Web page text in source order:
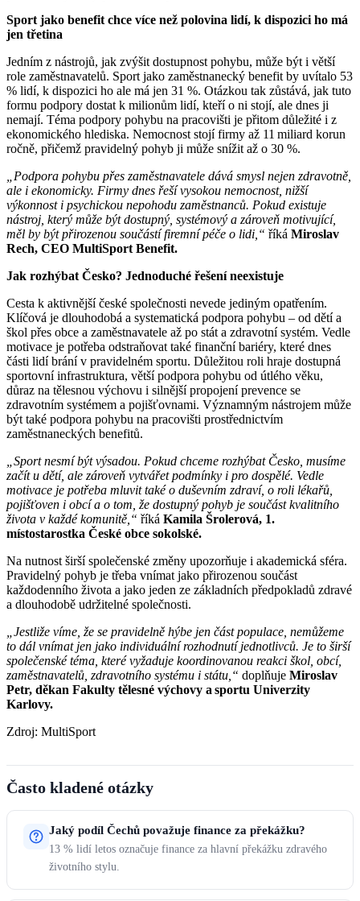
Sport jako benefit chce více než polovina lidí, k dispozici ho má
jen třetina
Jedním z nástrojů, jak zvýšit dostupnost pohybu, může být i větší
role zaměstnavatelů. Sport jako zaměstnanecký benefit by uvítalo 53
% lidí, k dispozici ho ale má jen 31 %. Otázkou tak zůstává, jak tuto
formu podpory dostat k milionům lidí, kteří o ni stojí, ale dnes ji
nemají. Téma podpory pohybu na pracovišti je přitom důležité i z
ekonomického hlediska. Nemocnost stojí firmy až 11 miliard korun
ročně, přičemž pravidelný pohyb ji může snížit až o 30 %.
„Podpora pohybu přes zaměstnavatele dává smysl nejen zdravotně,
ale i ekonomicky. Firmy dnes řeší vysokou nemocnost, nižší
výkonnost i psychickou nepohodu zaměstnanců. Pokud existuje
nástroj, který může být dostupný, systémový a zároveň motivující,
měl by být přirozenou součástí firemní péče o lidi,“ říká Miroslav
Rech, CEO MultiSport Benefit.
Jak rozhýbat Česko? Jednoduché řešení neexistuje
Cesta k aktivnější české společnosti nevede jediným opatřením.
Klíčová je dlouhodobá a systematická podpora pohybu – od dětí a
škol přes obce a zaměstnavatele až po stát a zdravotní systém. Vedle
motivace je potřeba odstraňovat také finanční bariéry, které dnes
části lidí brání v pravidelném sportu. Důležitou roli hraje dostupná
sportovní infrastruktura, větší podpora pohybu od útlého věku,
důraz na tělesnou výchovu i silnější propojení prevence se
zdravotním systémem a pojišťovnami. Významným nástrojem může
být také podpora pohybu na pracovišti prostřednictvím
zaměstnaneckých benefitů.
„Sport nesmí být výsadou. Pokud chceme rozhýbat Česko, musíme
začít u dětí, ale zároveň vytvářet podmínky i pro dospělé. Vedle
motivace je potřeba mluvit také o duševním zdraví, o roli lékařů,
pojišťoven i obcí a o tom, že dostupný pohyb je součást kvalitního
života v každé komunitě,“ říká Kamila Šrolerová, 1.
místostarostka České obce sokolské.
Na nutnost širší společenské změny upozorňuje i akademická sféra.
Pravidelný pohyb je třeba vnímat jako přirozenou součást
každodenního života a jako jeden ze základních předpokladů zdravé
a dlouhodobě udržitelné společnosti.
„Jestliže víme, že se pravidelně hýbe jen část populace, nemůžeme
to dál vnímat jen jako individuální rozhodnutí jednotlivců. Je to širší
společenské téma, které vyžaduje koordinovanou reakci škol, obcí,
zaměstnavatelů, zdravotního systému i státu,“ doplňuje Miroslav
Petr, děkan Fakulty tělesné výchovy a sportu Univerzity
Karlovy.
Zdroj: MultiSport
Často kladené otázky
Jaký podíl Čechů považuje finance za překážku?
13 % lidí letos označuje finance za hlavní překážku zdravého
životního stylu.